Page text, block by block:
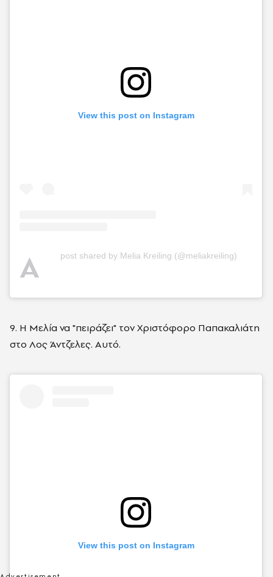
View this post on Instagram
A post shared by Melia Kreiling (@meliakreiling)
9. Η Μελία να "πειράζει" τον Χριστόφορο Παπακαλιάτη
στο Λος Άντζελες. Αυτό.
View this post on Instagram